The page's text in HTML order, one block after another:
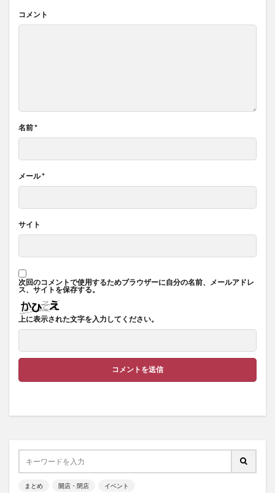
コメント
名前*
メール*
サイト
次回のコメントで使用するためブラウザーに自分の名前、メールアドレ
ス、サイトを保存する。
上に表示された文字を入力してください。
まとめ 開店・閉店 イベント